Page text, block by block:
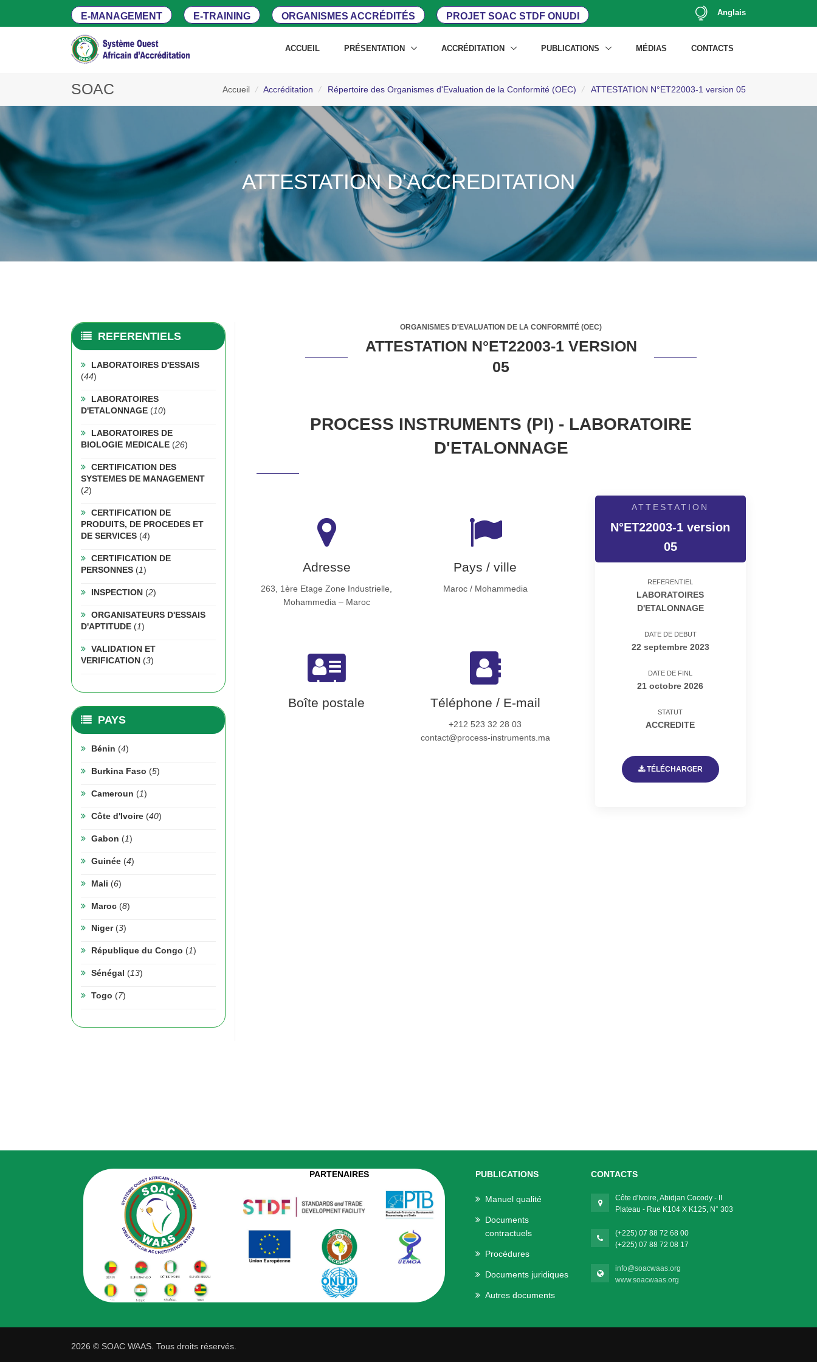
E-MANAGEMENT E-TRAINING ORGANISMES ACCRÉDITÉS PROJET SOAC STDF ONUDI Anglais
ACCUEIL PRÉSENTATION ACCRÉDITATION PUBLICATIONS MÉDIAS CONTACTS
SOAC Accueil / Accréditation / Répertoire des Organismes d'Evaluation de la Conformité (OEC) / ATTESTATION N°ET22003-1 version 05
ATTESTATION D'ACCREDITATION
ORGANISMES D'EVALUATION DE LA CONFORMITÉ (OEC)
ATTESTATION N°ET22003-1 VERSION
05
PROCESS INSTRUMENTS (PI) - LABORATOIRE
D'ETALONNAGE
Adresse
263, 1ère Etage Zone Industrielle,
Mohammedia – Maroc
Pays / ville
Maroc / Mohammedia
Boîte postale Téléphone / E-mail
+212 523 32 28 03
contact@process-instruments.ma
ATTESTATION
N°ET22003-1 version
05
REFERENTIEL
LABORATOIRES
D'ETALONNAGE
DATE DE DEBUT
22 septembre 2023
DATE DE FINL
21 octobre 2026
STATUT
ACCREDITE
TÉLÉCHARGER
REFERENTIELS
LABORATOIRES D'ESSAIS
(44)
LABORATOIRES
D'ETALONNAGE (10)
LABORATOIRES DE
BIOLOGIE MEDICALE (26)
CERTIFICATION DES
SYSTEMES DE MANAGEMENT
(2)
CERTIFICATION DE
PRODUITS, DE PROCEDES ET
DE SERVICES (4)
CERTIFICATION DE
PERSONNES (1)
INSPECTION (2)
ORGANISATEURS D'ESSAIS
D'APTITUDE (1)
VALIDATION ET
VERIFICATION (3)
PAYS
Bénin (4)
Burkina Faso (5)
Cameroun (1)
Côte d'Ivoire (40)
Gabon (1)
Guinée (4)
Mali (6)
Maroc (8)
Niger (3)
République du Congo (1)
Sénégal (13)
Togo (7)
PARTENAIRES PUBLICATIONS
Manuel qualité
Documents
contractuels
Procédures
Documents juridiques
Autres documents
CONTACTS
Côte d'Ivoire, Abidjan Cocody - II
Plateau - Rue K104 X K125, N° 303
(+225) 07 88 72 68 00
(+225) 07 88 72 08 17
info@soacwaas.org
www.soacwaas.org
2026 © SOAC WAAS. Tous droits réservés.